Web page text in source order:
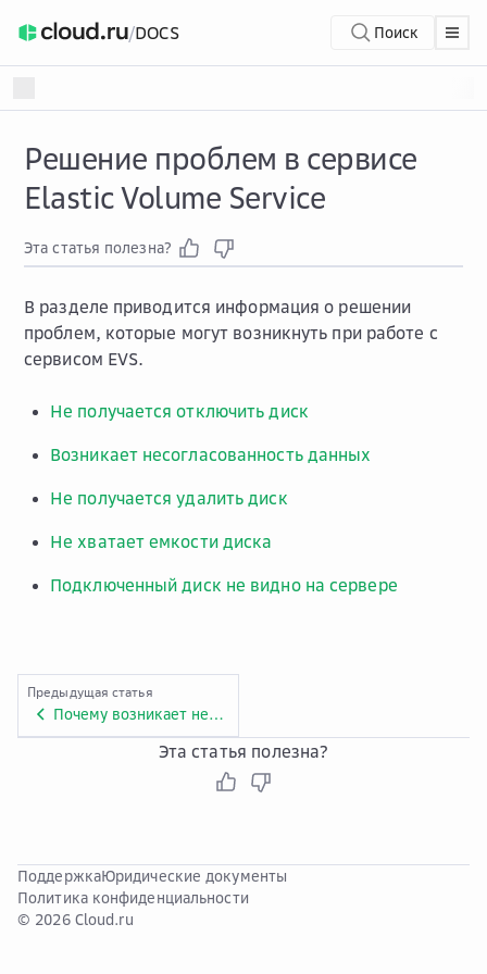
/DOCS Поиск
Решение проблем в сервисе
Elastic Volume Service
Эта статья полезна?
В разделе приводится информация о решении
проблем, которые могут возникнуть при работе с
сервисом EVS.
Не получается отключить диск
Возникает несогласованность данных
Не получается удалить диск
Не хватает емкости диска
Подключенный диск не видно на сервере
Предыдущая статья
Почему возникает несогласованность данных?
Эта статья полезна?
ПоддержкаЮридические документы
Политика конфиденциальности
© 2026 Cloud.ru